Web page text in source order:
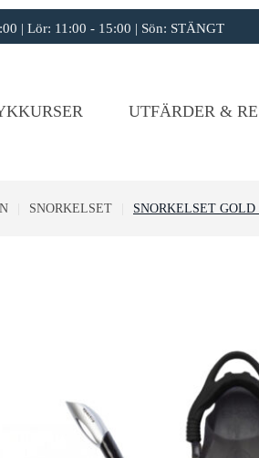
| Lör: 11:00 - 15:00 | Sön: STÄNGT
UTFÄRDER &
SNORKELSET SNORKELSET